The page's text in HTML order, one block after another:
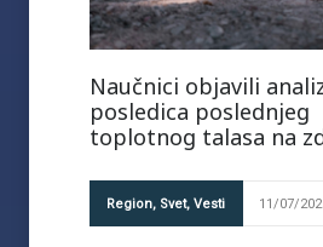
Naučnici objavili
posledica poslednjeg
toplotnog talasa na
Region, Svet, Vesti 11/07/